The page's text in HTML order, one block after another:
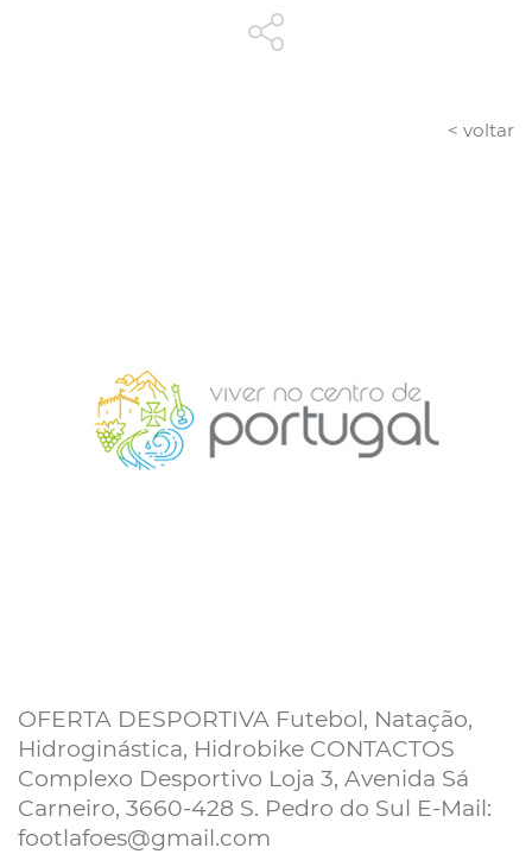
< voltar
OFERTA DESPORTIVA Futebol, Natação,
Hidroginástica, Hidrobike CONTACTOS
Complexo Desportivo Loja 3, Avenida Sá
Carneiro, 3660-428 S. Pedro do Sul E-Mail:
footlafoes@gmail.com